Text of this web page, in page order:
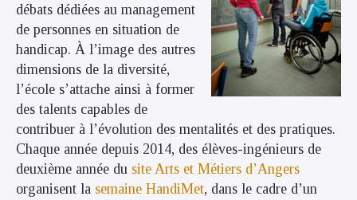
débats dédiées au management
de personnes en situation de
handicap. À l’image des autres
dimensions de la diversité,
l’école s’attache ainsi à former
des talents capables de
contribuer à l’évolution des mentalités et des pratiques.
Chaque année depuis 2014, des élèves-ingénieurs de
deuxième année du site Arts et Métiers d’Angers
organisent la semaine HandiMet, dans le cadre d’un